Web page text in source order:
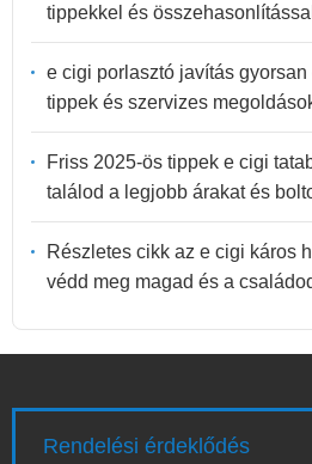
tippekkel és összehasonlítással
e cigi porlasztó javítás
tippek és szervizes
Friss 2025-ös tippek e cigi
találod a legjobb árakat és
Részletes cikk az e cigi káros
védd meg magad és a
Rendelési érdeklődés